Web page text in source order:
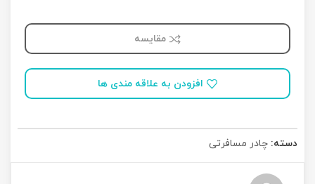
مقایسه
افزودن به علاقه مندی ها
دسته: چادر مسافرتی